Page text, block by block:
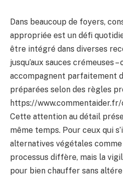
Dans beaucoup de foyers,
appropriée est un défi
être intégré dans diverses
jusqu’aux sauces crémeuses
accompagnent parfaitement
préparées selon des règles
https://
Cette attention au détail
même temps. Pour ceux qui
alternatives végétales comme
processus diffère, mais la
pour bien chauffer sans